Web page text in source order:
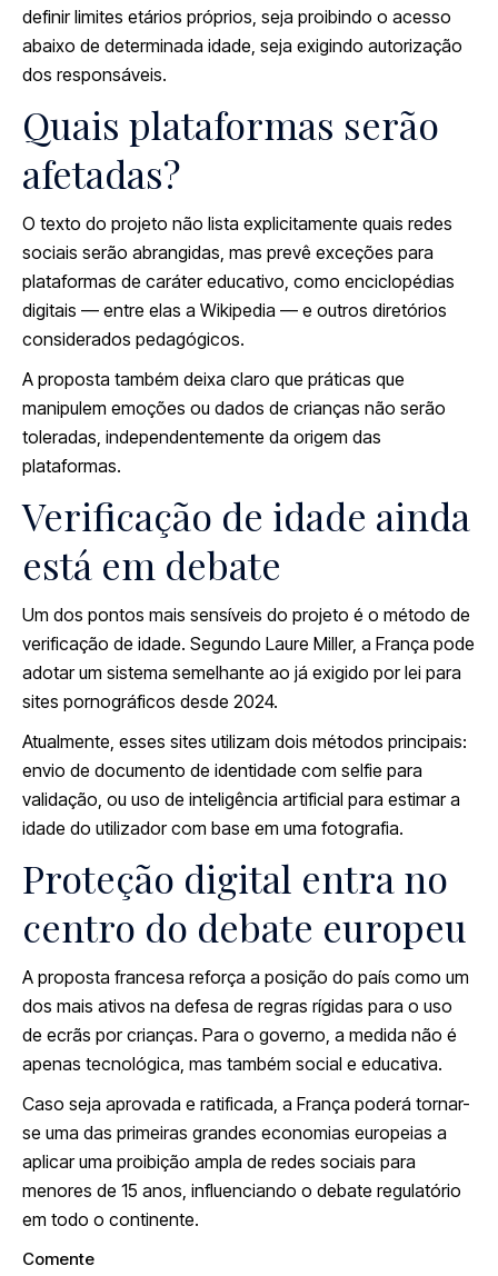
definir limites etários próprios, seja proibindo o acesso
abaixo de determinada idade, seja exigindo autorização
dos responsáveis.
Quais plataformas serão
afetadas?
O texto do projeto não lista explicitamente quais redes
sociais serão abrangidas, mas prevê exceções para
plataformas de caráter educativo, como enciclopédias
digitais — entre elas a Wikipedia — e outros diretórios
considerados pedagógicos.
A proposta também deixa claro que práticas que
manipulem emoções ou dados de crianças não serão
toleradas, independentemente da origem das
plataformas.
Verificação de idade ainda
está em debate
Um dos pontos mais sensíveis do projeto é o método de
verificação de idade. Segundo Laure Miller, a França pode
adotar um sistema semelhante ao já exigido por lei para
sites pornográficos desde 2024.
Atualmente, esses sites utilizam dois métodos principais:
envio de documento de identidade com selfie para
validação, ou uso de inteligência artificial para estimar a
idade do utilizador com base em uma fotografia.
Proteção digital entra no
centro do debate europeu
A proposta francesa reforça a posição do país como um
dos mais ativos na defesa de regras rígidas para o uso
de ecrãs por crianças. Para o governo, a medida não é
apenas tecnológica, mas também social e educativa.
Caso seja aprovada e ratificada, a França poderá tornar-
se uma das primeiras grandes economias europeias a
aplicar uma proibição ampla de redes sociais para
menores de 15 anos, influenciando o debate regulatório
em todo o continente.
Comente